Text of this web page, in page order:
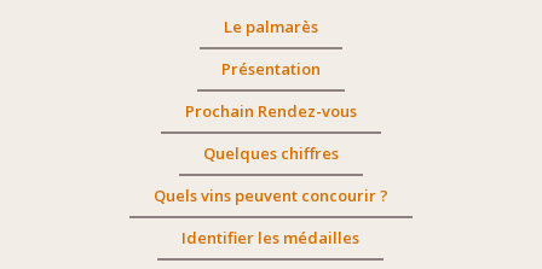
Le palmarès
Présentation
Prochain Rendez-vous
Quelques chiffres
Quels vins peuvent concourir ?
Identifier les médailles